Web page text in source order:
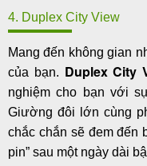
4. Duplex City View
Mang đến không gian
của bạn. Duplex City
nghiệm cho bạn với
Giường đôi lớn cùng
chắc chắn sẽ đem đến
pin” sau một ngày dài